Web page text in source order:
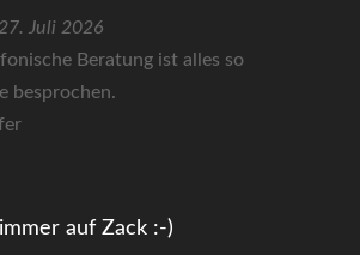
27. Juli 2026
Beratung ist alles so
besprochen.
auf Zack :-)